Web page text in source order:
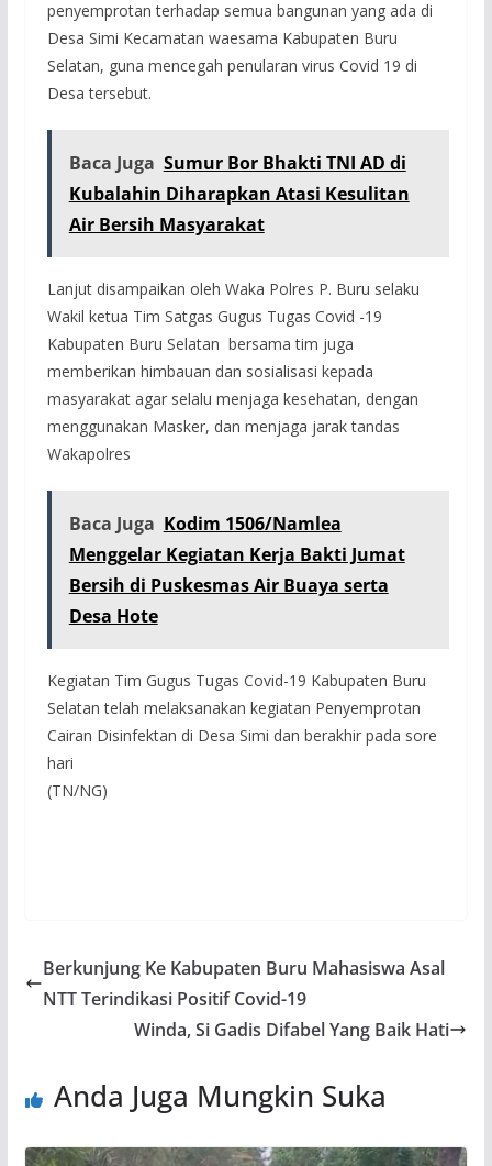
penyemprotan terhadap semua bangunan yang ada di
Desa Simi Kecamatan waesama Kabupaten Buru
Selatan, guna mencegah penularan virus Covid 19 di
Desa tersebut.
Baca Juga Sumur Bor Bhakti TNI AD di
Kubalahin Diharapkan Atasi Kesulitan
Air Bersih Masyarakat
Lanjut disampaikan oleh Waka Polres P. Buru selaku
Wakil ketua Tim Satgas Gugus Tugas Covid -19
Kabupaten Buru Selatan bersama tim juga
memberikan himbauan dan sosialisasi kepada
masyarakat agar selalu menjaga kesehatan, dengan
menggunakan Masker, dan menjaga jarak tandas
Wakapolres
Baca Juga Kodim 1506/Namlea
Menggelar Kegiatan Kerja Bakti Jumat
Bersih di Puskesmas Air Buaya serta
Desa Hote
Kegiatan Tim Gugus Tugas Covid-19 Kabupaten Buru
Selatan telah melaksanakan kegiatan Penyemprotan
Cairan Disinfektan di Desa Simi dan berakhir pada sore
hari
(TN/NG)
Berkunjung Ke Kabupaten Buru Mahasiswa Asal
NTT Terindikasi Positif Covid-19
Winda, Si Gadis Difabel Yang Baik Hati
Anda Juga Mungkin Suka